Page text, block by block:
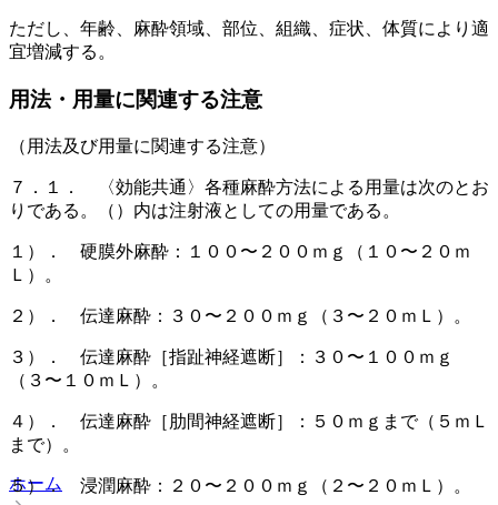
ただし、年齢、麻酔領域、部位、組織、症状、体質により適
宜増減する。
用法・用量に関連する注意
（用法及び用量に関連する注意）
７．１． 〈効能共通〉各種麻酔方法による用量は次のとお
りである。（）内は注射液としての用量である。
１）． 硬膜外麻酔：１００〜２００ｍｇ（１０〜２０ｍ
Ｌ）。
２）． 伝達麻酔：３０〜２００ｍｇ（３〜２０ｍＬ）。
３）． 伝達麻酔［指趾神経遮断］：３０〜１００ｍｇ
（３〜１０ｍＬ）。
４）． 伝達麻酔［肋間神経遮断］：５０ｍｇまで（５ｍＬ
まで）。
５）． 浸潤麻酔：２０〜２００ｍｇ（２〜２０ｍＬ）。
ホーム